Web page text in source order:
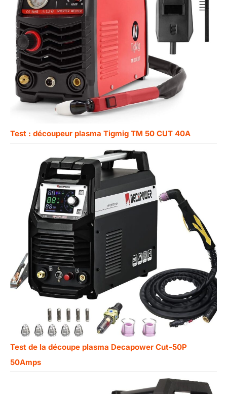
Test : découpeur plasma Tigmig TM 50 CUT 40A
Test de la découpe plasma Decapower Cut-50P
50Amps